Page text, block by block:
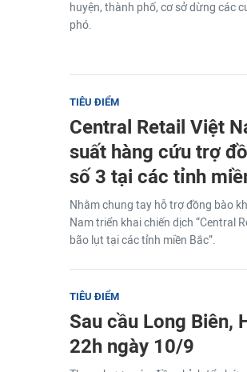
huyện, thành phố, cơ sở dừng các
phó.
TIÊU ĐIỂM
Central Retail Việt
suất hàng cứu trợ
số 3 tại các tỉnh
Nhằm chung tay hỗ trợ đồng bào
Nam triển khai chiến dịch “Central
bão lụt tại các tỉnh miền Bắc”.
TIÊU ĐIỂM
Sau cầu Long Biên,
22h ngày 10/9